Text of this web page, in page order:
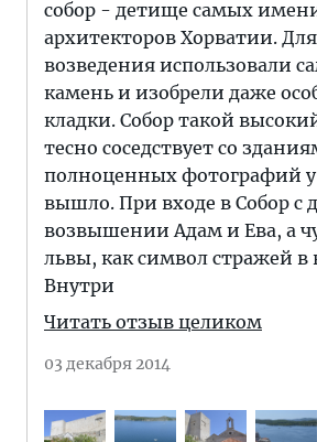
собор - детище самых
архитекторов Хорватии. Для
возведения использовали
камень и изобрели даже
кладки. Собор такой
тесно соседствует со
полноценных фотографий у
вышло. При входе в Собор с
возвышении Адам и Ева, а
львы, как символ стражей в
Внутри
Читать отзыв целиком
03 декабря 2014